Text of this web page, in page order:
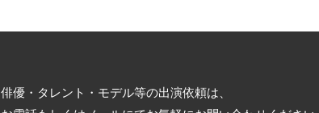
俳優・タレント・モデル等の出演依頼は、